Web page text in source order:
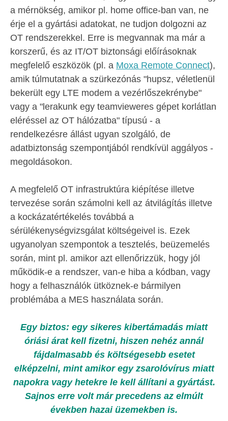
a mérnökség, amikor pl. home office-ban van, ne
érje el a gyártási adatokat, ne tudjon dolgozni az
OT rendszerekkel. Erre is megvannak ma már a
korszerű, és az IT/OT biztonsági előírásoknak
megfelelő eszközök (pl. a Moxa Remote Connect),
amik túlmutatnak a szürkezónás "hupsz, véletlenül
bekerült egy LTE modem a vezérlőszekrénybe"
vagy a "lerakunk egy teamvieweres gépet korlátlan
eléréssel az OT hálózatba" típusú - a
rendelkezésre állást ugyan szolgáló, de
adatbiztonság szempontjából rendkívül aggályos -
megoldásokon.
A megfelelő OT infrastruktúra kiépítése illetve
tervezése során számolni kell az átvilágítás illetve
a kockázatértékelés továbbá a
sérülékenységvizsgálat költségeivel is. Ezek
ugyanolyan szempontok a tesztelés, beüzemelés
során, mint pl. amikor azt ellenőrizzük, hogy jól
működik-e a rendszer, van-e hiba a kódban, vagy
hogy a felhasználók ütköznek-e bármilyen
problémába a MES használata során.
Egy biztos: egy sikeres kibertámadás miatt
óriási árat kell fizetni, hiszen nehéz annál
fájdalmasabb és költségesebb esetet
elképzelni, mint amikor egy zsarolóvírus miatt
napokra vagy hetekre le kell állítani a gyártást.
Sajnos erre volt már precedens az elmúlt
években hazai üzemekben is.